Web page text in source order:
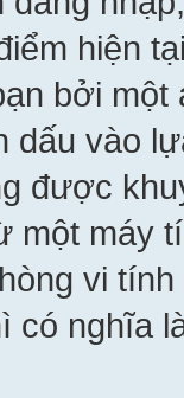
hiện
bởi
dấu vào
được
một máy
vi
có nghĩa